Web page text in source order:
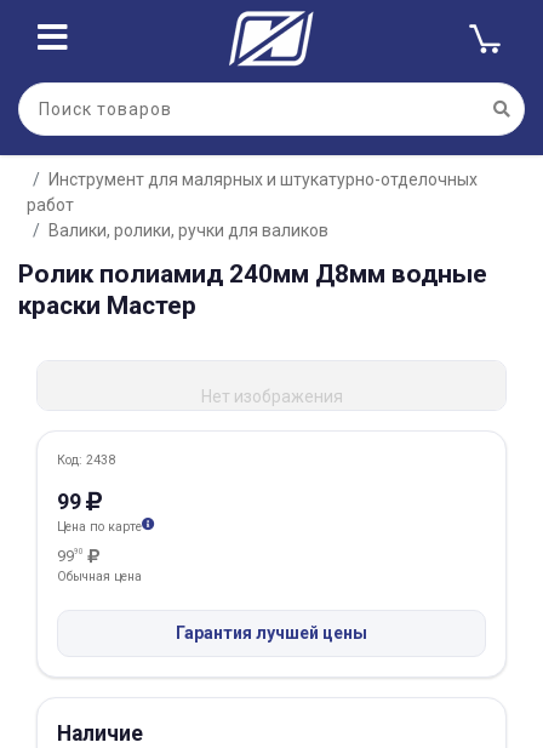
Инструмент для малярных и штукатурно-отделочных
работ
Валики, ролики, ручки для валиков
Ролик полиамид 240мм Д8мм водные
краски Мастер
Нет изображения
Код: 2438
99
Цена по карте
9990
Обычная цена
Гарантия лучшей цены
Наличие
Для клиентов всех банков
Разбейте
оплатуна части
без переплат
Добавляйте товары
в корзину
Оплачивайте сегодня только